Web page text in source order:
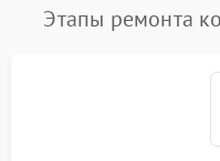
Этапы ремонта